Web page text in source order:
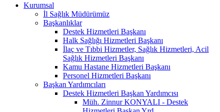
Kurumsal
İl Sağlık Müdürümüz
Başkanlıklar
Destek Hizmetleri Başkanı
Halk Sağlığı Hizmetleri Başkanı
İlaç ve Tıbbi Hizmetler, Sağlık Hizmetleri, Acil
Sağlık Hizmetleri Başkanı
Kamu Hastane Hizmetleri Başkanı
Personel Hizmetleri Başkanı
Başkan Yardımcıları
Destek Hizmetleri Başkan Yardımcısı
Müh. Zinnur KONYALI - Destek